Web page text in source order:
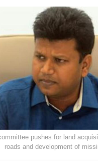
pushes for land
roads and development of